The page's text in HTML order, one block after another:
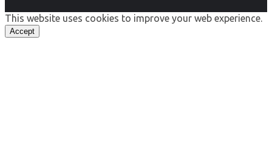
This website uses cookies to improve your web experience.
Accept